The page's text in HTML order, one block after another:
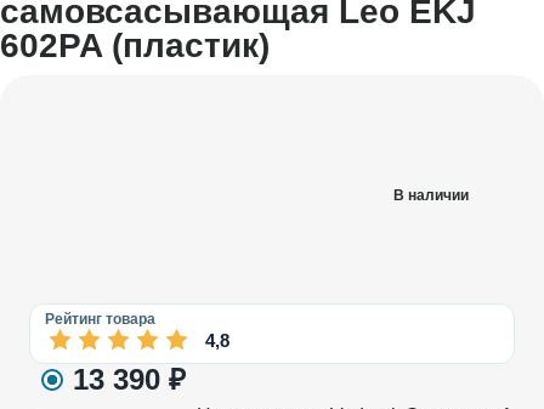
самовсасывающая Leo EKJ
602PA (пластик)
В наличии
Рейтинг товара
4,8
13 390 ₽